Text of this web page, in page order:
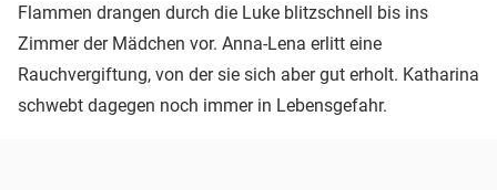
Flammen drangen durch die Luke blitzschnell bis ins
Zimmer der Mädchen vor. Anna-Lena erlitt eine
Rauchvergiftung, von der sie sich aber gut erholt. Katharina
schwebt dagegen noch immer in Lebensgefahr.